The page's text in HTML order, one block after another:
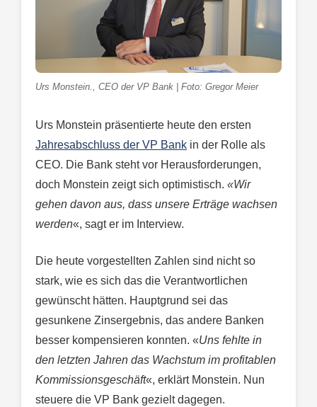
Urs Monstein., CEO der VP Bank | Foto: Gregor Meier
Urs Monstein präsentierte heute den ersten
Jahresabschluss der VP Bank in der Rolle als
CEO. Die Bank steht vor Herausforderungen,
doch Monstein zeigt sich optimistisch. «Wir
gehen davon aus, dass unsere Erträge wachsen
werden«, sagt er im Interview.
Die heute vorgestellten Zahlen sind nicht so
stark, wie es sich das die Verantwortlichen
gewünscht hätten. Hauptgrund sei das
gesunkene Zinsergebnis, das andere Banken
besser kompensieren konnten. «Uns fehlte in
den letzten Jahren das Wachstum im profitablen
Kommissionsgeschäft«, erklärt Monstein. Nun
steuere die VP Bank gezielt dagegen.